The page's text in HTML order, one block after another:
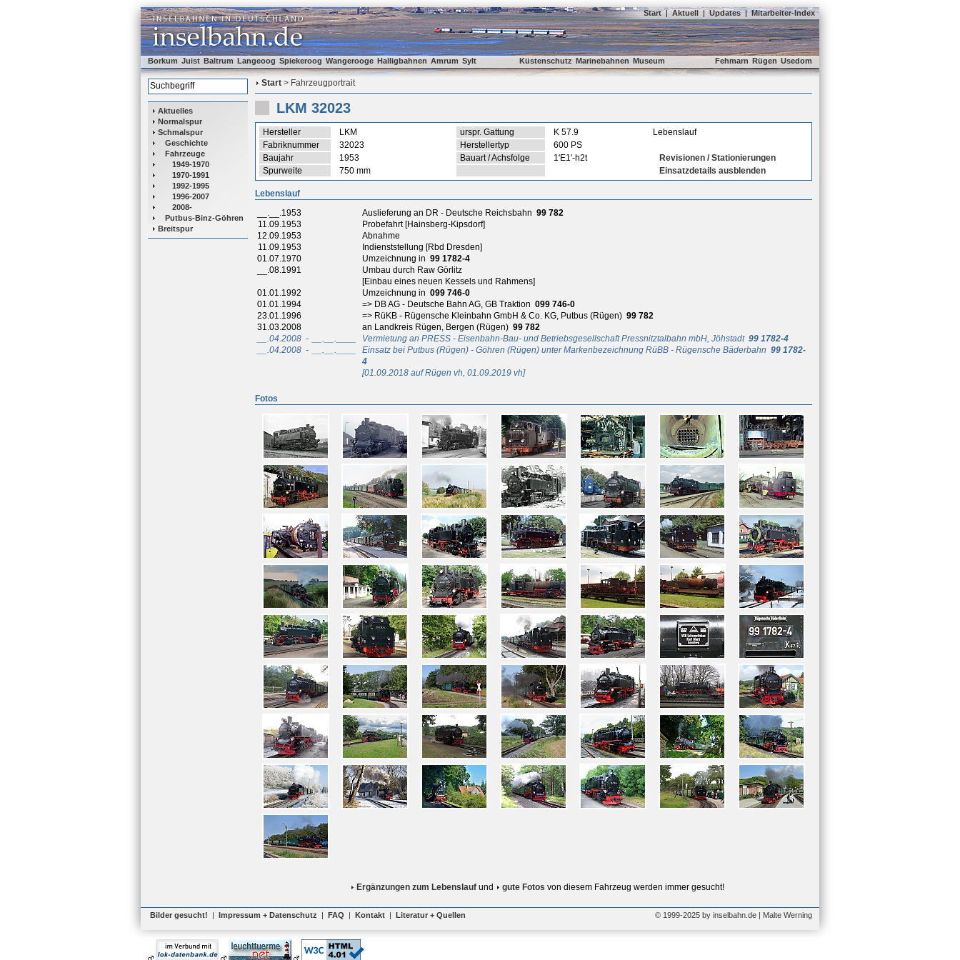
Start | Aktuell | Updates | Mitarbeiter-Index
Borkum Juist Baltrum Langeoog Spiekeroog Wangerooge Halligbahnen Amrum Sylt Küstenschutz Marinebahnen Museum Fehmarn Rügen Usedom
Aktuelles
Normalspur
Schmalspur
Geschichte
Fahrzeuge
1949-1970
1970-1991
1992-1995
1996-2007
2008-
Putbus-Binz-Göhren
Breitspur
Start > Fahrzeugportrait
LKM 32023
Hersteller LKM urspr. Gattung K 57.9
Lebenslauf
Fabriknummer
32023 Herstellertyp
600 PS
Baujahr
1953 Bauart / Achsfolge 1'E1'-h2t
Revisionen / Stationierungen
Spurweite
750 mm Einsatzdetails ausblenden
Lebenslauf
__.__.1953
Auslieferung an DR - Deutsche Reichsbahn 99 782
11.09.1953
Probefahrt [Hainsberg-Kipsdorf]
12.09.1953
Abnahme
11.09.1953
Indienststellung [Rbd Dresden]
01.07.1970
Umzeichnung in 99 1782-4
__.08.1991
Umbau durch Raw Görlitz
[Einbau eines neuen Kessels und Rahmens]
01.01.1992
Umzeichnung in 099 746-0
01.01.1994
=> DB AG - Deutsche Bahn AG, GB Traktion 099 746-0
23.01.1996
=> RüKB - Rügensche Kleinbahn GmbH & Co. KG, Putbus (Rügen) 99 782
31.03.2008
an Landkreis Rügen, Bergen (Rügen) 99 782
__.04.2008 - __.__.____ Vermietung an PRESS - Eisenbahn-Bau- und Betriebsgesellschaft Pressnitztalbahn mbH, Jöhstadt 99 1782-4
__.04.2008 - __.__.____ Einsatz bei Putbus (Rügen) - Göhren (Rügen) unter Markenbezeichnung RüBB - Rügensche Bäderbahn 99 1782-
4
[01.09.2018 auf Rügen vh, 01.09.2019 vh]
Fotos
Ergänzungen zum Lebenslauf und gute Fotos von diesem Fahrzeug werden immer gesucht!
Bilder gesucht! | Impressum + Datenschutz | FAQ | Kontakt | Literatur + Quellen © 1999-2025 by inselbahn.de | Malte Werning